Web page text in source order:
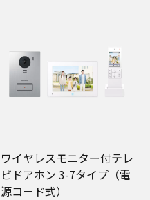
ワイヤレスモニター付テレ
ビドアホン 3-7タイプ（電
源コード式）